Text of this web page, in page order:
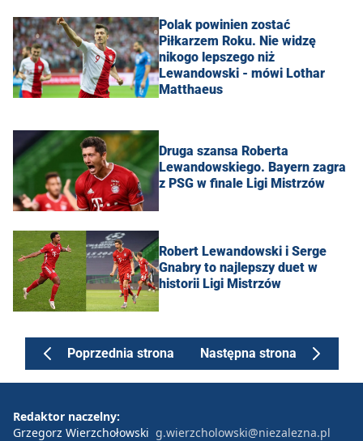
Polak powinien zostać
Piłkarzem Roku. Nie widzę
nikogo lepszego niż
Lewandowski - mówi Lothar
Matthaeus
Druga szansa Roberta
Lewandowskiego. Bayern zagra
z PSG w finale Ligi Mistrzów
Robert Lewandowski i Serge
Gnabry to najlepszy duet w
historii Ligi Mistrzów
Poprzednia strona Następna strona
Redaktor naczelny:
Grzegorz Wierzchołowski g.wierzcholowski@niezalezna.pl